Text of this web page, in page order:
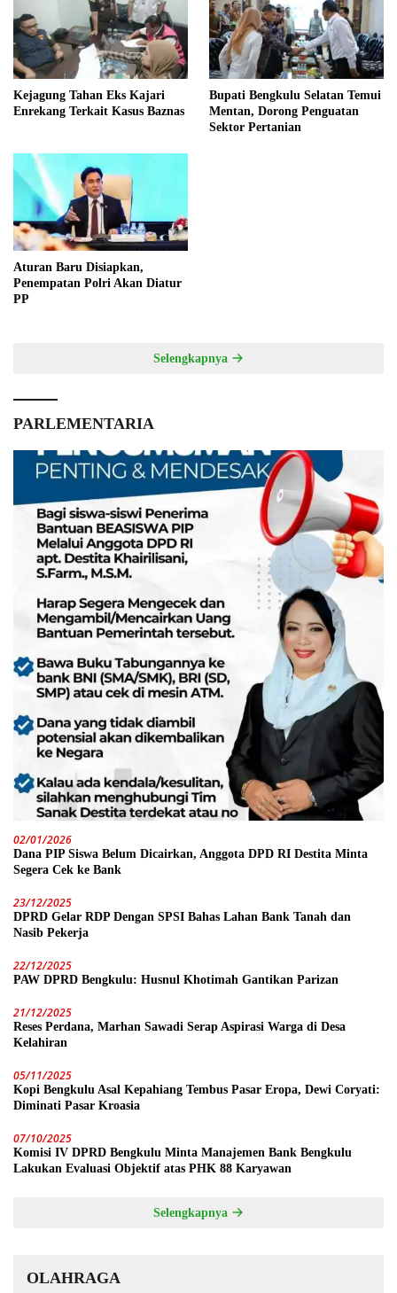
Kejagung Tahan Eks Kajari
Enrekang Terkait Kasus Baznas
Bupati Bengkulu Selatan Temui
Mentan, Dorong Penguatan
Sektor Pertanian
Aturan Baru Disiapkan,
Penempatan Polri Akan Diatur
PP
Selengkapnya
PARLEMENTARIA
02/01/2026
Dana PIP Siswa Belum Dicairkan, Anggota DPD RI Destita Minta
Segera Cek ke Bank
23/12/2025
DPRD Gelar RDP Dengan SPSI Bahas Lahan Bank Tanah dan
Nasib Pekerja
22/12/2025
PAW DPRD Bengkulu: Husnul Khotimah Gantikan Parizan
21/12/2025
Reses Perdana, Marhan Sawadi Serap Aspirasi Warga di Desa
Kelahiran
05/11/2025
Kopi Bengkulu Asal Kepahiang Tembus Pasar Eropa, Dewi Coryati:
Diminati Pasar Kroasia
07/10/2025
Komisi IV DPRD Bengkulu Minta Manajemen Bank Bengkulu
Lakukan Evaluasi Objektif atas PHK 88 Karyawan
Selengkapnya
OLAHRAGA